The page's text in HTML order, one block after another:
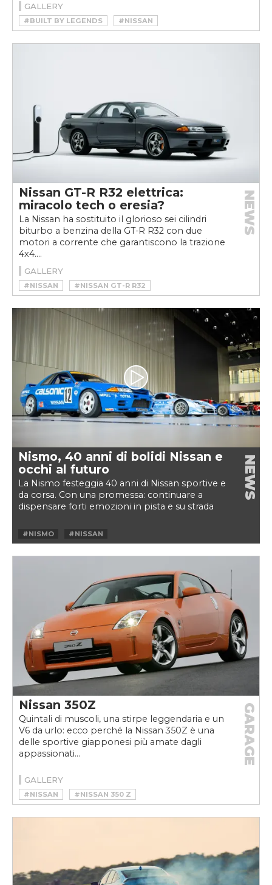
GALLERY
#BUILT BY LEGENDS
#NISSAN
#NISSAN SKYLINE
Nissan GT-R R32 elettrica:
miracolo tech o eresia?
La Nissan ha sostituito il glorioso sei cilindri
biturbo a benzina della GT-R R32 con due
motori a corrente che garantiscono la trazione
4x4....
NEWS
GALLERY
#NISSAN #NISSAN GT-R R32
Nismo, 40 anni di bolidi Nissan e
occhi al futuro
La Nismo festeggia 40 anni di Nissan sportive e
da corsa. Con una promessa: continuare a
dispensare forti emozioni in pista e su strada
NEWS
#NISMO #NISSAN
Nissan 350Z
Quintali di muscoli, una stirpe leggendaria e un
V6 da urlo: ecco perché la Nissan 350Z è una
delle sportive giapponesi più amate dagli
appassionati...
GARAGE
GALLERY
#NISSAN
#NISSAN 350 Z
#NISSAN 350Z STORIA